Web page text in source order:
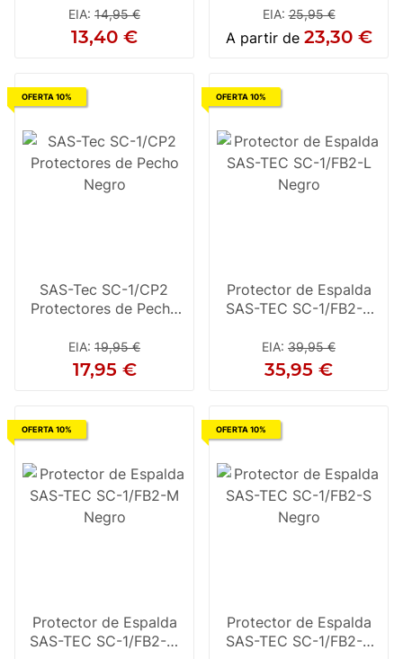
EIA: 14,95 €
13,40 €
EIA:25,95 €
A partir de 23,30 €
OFERTA 10%
SAS-Tec SC-1/CP2
Protectores de Pecho
EIA: 19,95 €
17,95 €
OFERTA 10%
Protector de Espalda
SAS-TEC SC-1/FB2-L
EIA: 39,95 €
35,95 €
OFERTA 10%
Protector de Espalda
SAS-TEC SC-1/FB2-M
OFERTA 10%
Protector de Espalda
SAS-TEC SC-1/FB2-S